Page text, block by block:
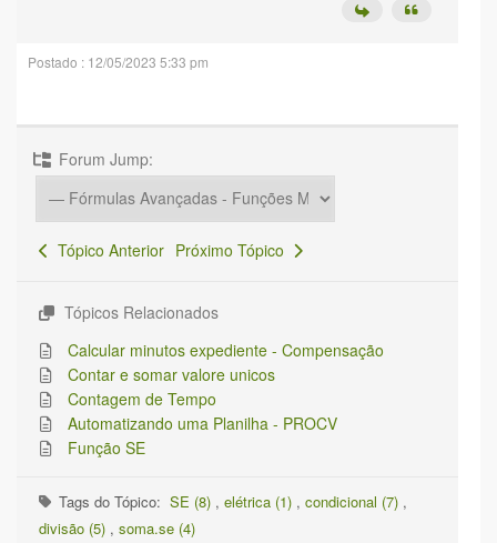
Postado : 12/05/2023 5:33 pm
Forum Jump:
Tópico Anterior Próximo Tópico
Tópicos Relacionados
Calcular minutos expediente - Compensação
Contar e somar valore unicos
Contagem de Tempo
Automatizando uma Planilha - PROCV
Função SE
Tags do Tópico: SE (8) , elétrica (1) , condicional (7) ,
divisão (5) , soma.se (4)